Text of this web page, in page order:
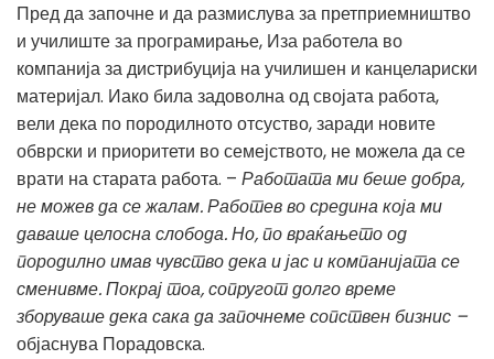
Пред да започне и да размислува за претприемништво
и училиште за програмирање, Иза работела во
компанија за дистрибуција на училишен и канцелариски
материјал. Иако била задоволна од својата работа,
вели дека по породилното отсуство, заради новите
обврски и приоритети во семејството, не можела да се
врати на старата работа. – Работата ми беше добра,
не можев да се жалам. Работев во средина која ми
даваше целосна слобода. Но, по враќањето од
породилно имав чувство дека и јас и компанијата се
сменивме. Покрај тоа, сопругот долго време
зборуваше дека сака да започнеме сопствен бизнис –
објаснува Порадовска.